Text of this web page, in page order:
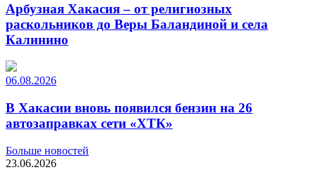
Арбузная Хакасия – от религиозных
раскольников до Веры Баландиной и села
Калинино
06.08.2026
В Хакасии вновь появился бензин на 26
автозаправках сети «ХТК»
Больше новостей
23.06.2026